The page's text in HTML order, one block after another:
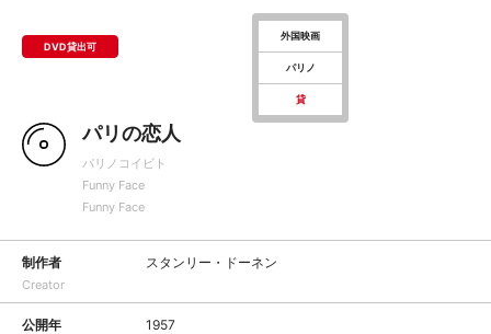
DVD貸出可
外国映画
パリノ
貸
パリの恋人
パリノコイビト
Funny Face
Funny Face
制作者
Creator
スタンリー・ドーネン
公開年 1957